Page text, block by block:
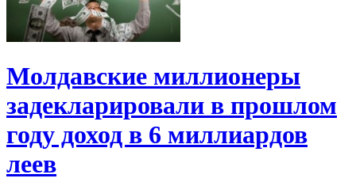
Молдавские миллионеры
задекларировали в прошлом
году доход в 6 миллиардов
леев